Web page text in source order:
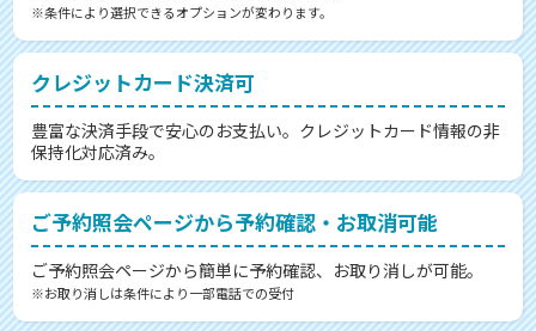
※条件により選択できるオプションが変わります。
クレジットカード決済可
豊富な決済手段で安心のお支払い。クレジットカード情報の非
保持化対応済み。
ご予約照会ページから予約確認・お取消可能
ご予約照会ページから簡単に予約確認、お取り消しが可能。
※お取り消しは条件により一部電話での受付